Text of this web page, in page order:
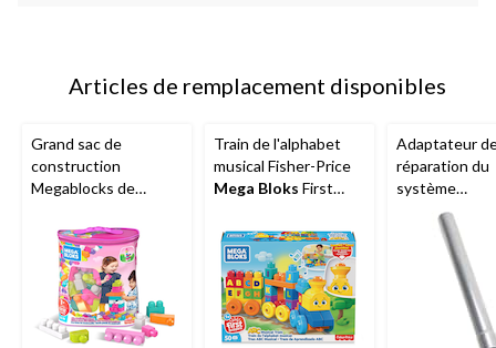
Articles de remplacement disponibles
Grand sac de
construction
Megablocks de
Builders, paq. 60, 1 an
et plus
Train de l'alphabet
musical Fisher-Price
Mega Bloks First
et plus
Adaptateur
réparation du
système
Nickson